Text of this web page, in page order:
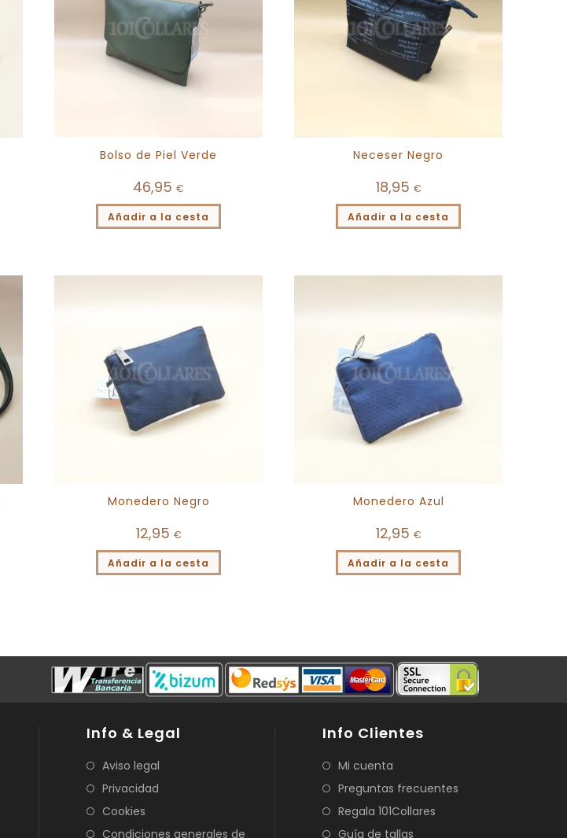
Bolso de Piel Verde
46,95 €
Añadir a la cesta
Neceser Negro
18,95 €
Añadir a la cesta
Monedero Negro
12,95 €
Añadir a la cesta
Monedero Azul
12,95 €
Añadir a la cesta
Info & Legal
Aviso legal
Privacidad
Cookies
Condiciones generales de
Info Clientes
Mi cuenta
Preguntas frecuentes
Regala 101Collares
Guía de tallas